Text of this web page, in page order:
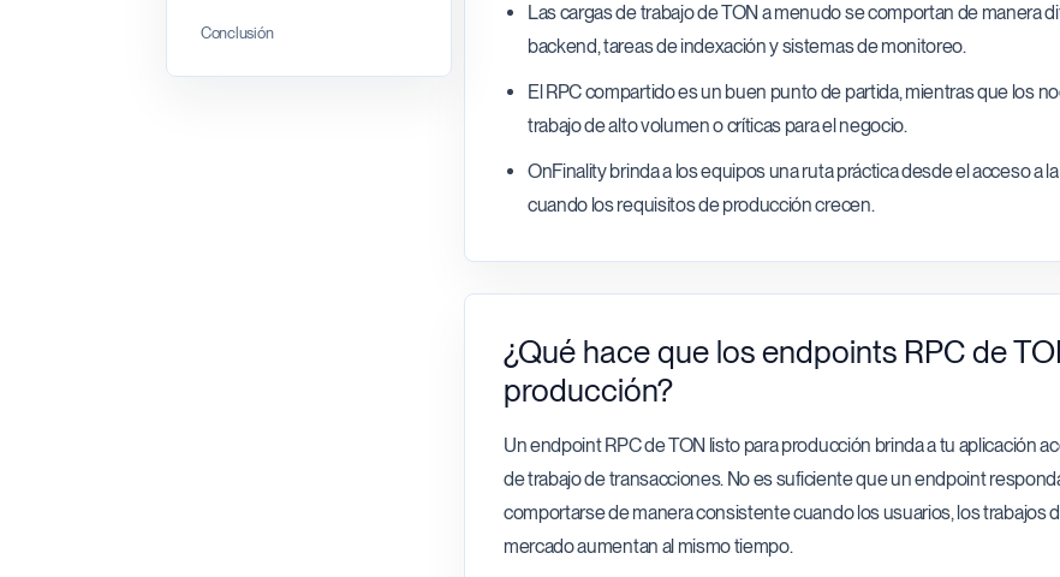
Conclusión
Las cargas de trabajo de TON a menudo se comportan de manera
backend, tareas de indexación y sistemas de monitoreo.
El RPC compartido es un buen punto de partida, mientras que los
trabajo de alto volumen o críticas para el negocio.
OnFinality brinda a los equipos una ruta práctica desde el acceso a
cuando los requisitos de producción crecen.
¿Qué hace que los endpoints RPC de
producción?
Un endpoint RPC de TON listo para producción brinda a tu aplicación
de trabajo de transacciones. No es suficiente que un endpoint
comportarse de manera consistente cuando los usuarios, los trabajos
mercado aumentan al mismo tiempo.